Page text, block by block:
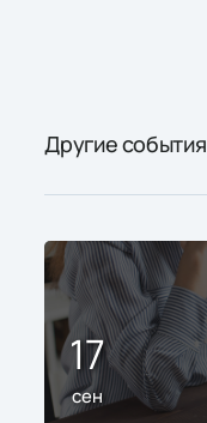
Другие события
17
сен